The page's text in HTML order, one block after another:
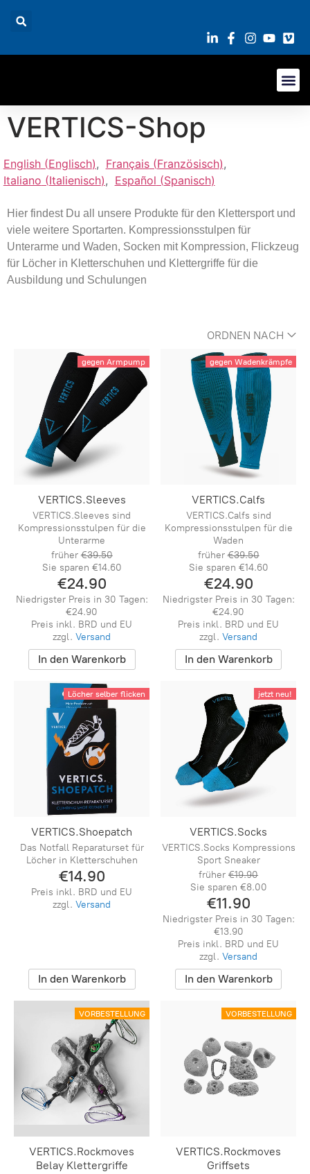
VERTICS-Shop
English(Englisch) Français(Französisch)
Italiano (Italienisch) Español (Spanisch)
Hier findest Du all unsere Produkte für den Klettersport und
viele weitere Sportarten. Kompressionsstulpen für
Unterarme und Waden, Socken mit Kompression, Flickzeug
für Löcher in Kletterschuhen und Klettergriffe für die
Ausbildung und Schulungen
ORDNEN NACH
gegen Armpump
VERTICS.Sleeves
VERTICS.Sleeves sind
Kompressionsstulpen für die
Unterarme
früher €39.50
Sie sparen €14.60
€24.90
Niedrigster Preis in 30 Tagen:
€24.90
Preis inkl. BRD und EU
zzgl.Versand
In den Warenkorb
gegen Wadenkrämpfe
VERTICS.Calfs
VERTICS.Calfs sind
Kompressionsstulpen für die
Waden
früher €39.50
Sie sparen €14.60
€24.90
Niedrigster Preis in 30 Tagen:
€24.90
Preis inkl. BRD und EU
zzgl.Versand
In den Warenkorb
Löcher selber flicken
VERTICS.Shoepatch
Das Notfall Reparaturset für
Löcher in Kletterschuhen
€14.90
Preis inkl. BRD und EU
zzgl.Versand
In den Warenkorb
jetzt neu!
VERTICS.Socks
VERTICS.Socks Kompressions
Sport Sneaker
früher €19.90
Sie sparen €8.00
€11.90
Niedrigster Preis in 30 Tagen:
€13.90
Preis inkl. BRD und EU
zzgl.Versand
In den Warenkorb
VORBESTELLUNG
VERTICS.Rockmoves
Belay Klettergriffe
VORBESTELLUNG
VERTICS.Rockmoves
Griffsets